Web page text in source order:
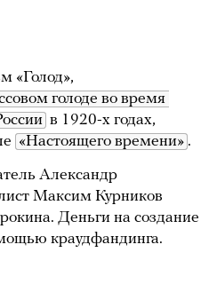
«Голод»,
голоде во время
в 1920-х годах,
«Настоящего времени» .
Александр
Максим Курников
Деньги на создание
краудфандинга.